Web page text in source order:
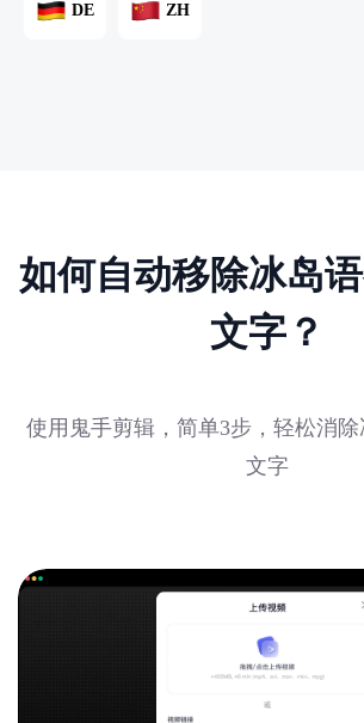
DE ZH
如何自动移除冰岛
文字？
使用鬼手剪辑，简单3步，轻松消
文字